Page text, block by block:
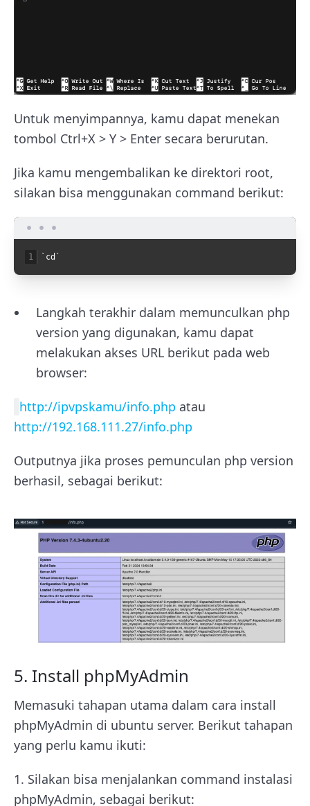
Untuk menyimpannya, kamu dapat menekan
tombol Ctrl+X > Y > Enter secara berurutan.
Jika kamu mengembalikan ke direktori root,
silakan bisa menggunakan command berikut:
1 ` cd `
Langkah terakhir dalam memunculkan php
version yang digunakan, kamu dapat
melakukan akses URL berikut pada web
browser:
http://ipvpskamu/info.php atau
http://192.168.111.27/info.php
Outputnya jika proses pemunculan php version
berhasil, sebagai berikut:
5. Install phpMyAdmin
Memasuki tahapan utama dalam cara install
phpMyAdmin di ubuntu server. Berikut tahapan
yang perlu kamu ikuti:
1. Silakan bisa menjalankan command instalasi
phpMyAdmin, sebagai berikut: